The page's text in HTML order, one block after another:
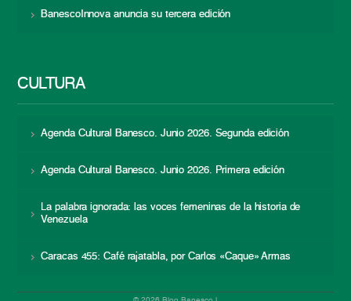
BanescoInnova anuncia su tercera edición
CULTURA
Agenda Cultural Banesco. Junio 2026. Segunda edición
Agenda Cultural Banesco. Junio 2026. Primera edición
La palabra ignorada: las voces femeninas de la historia de
Venezuela
Caracas 455: Café rajatabla, por Carlos «Caque» Armas